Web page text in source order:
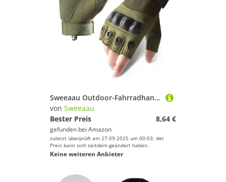
Messgeräte von Sweeaau
Navigation von Sweeaau
Netze von Sweeaau
Tore & Körbe von Sweeaau
Sweeaau Outdoor-Fahrradhandschuhe mit verbessertem Handflächenschutz für Sporttraining und Enthusiasten, Fahrradzubehör, Handschuhe für Outdoor-Sport
von Sweeaau
Bester Preis
8,64 €
gefunden bei Amazon
zuletzt überprüft am 27.09.2025 um 00:03; der
Preis kann sich seitdem geändert haben.
Keine weiteren Anbieter